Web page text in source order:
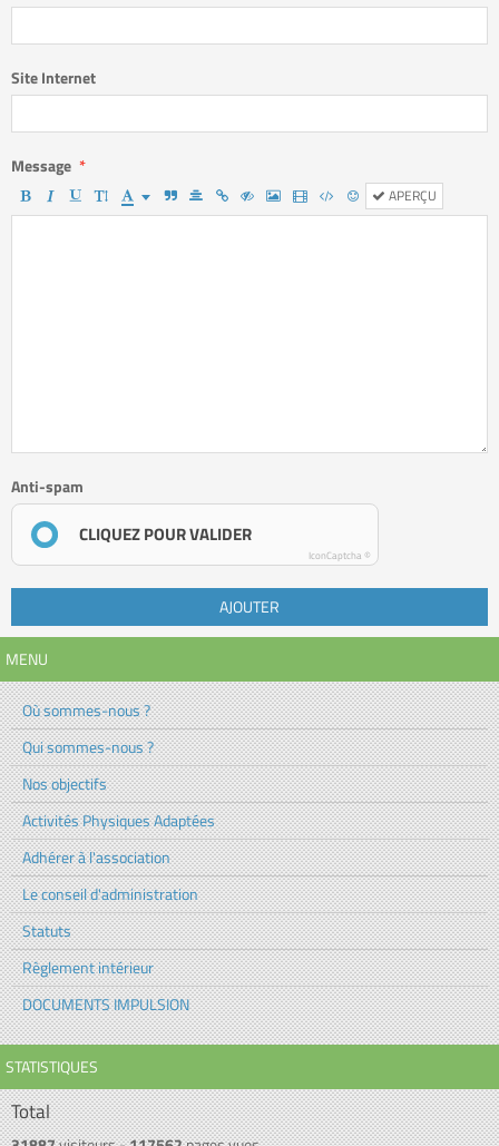
Site Internet
Message
APERÇU
Anti-spam
CLIQUEZ POUR VALIDER
IconCaptcha ©
AJOUTER
MENU
Où sommes-nous ?
Qui sommes-nous ?
Nos objectifs
Activités Physiques Adaptées
Adhérer à l'association
Le conseil d'administration
Statuts
Règlement intérieur
DOCUMENTS IMPULSION
STATISTIQUES
Total